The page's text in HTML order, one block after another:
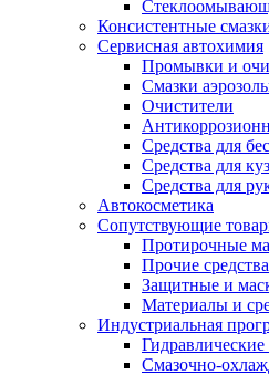
Консистентные
Сервисная автохимия
Промывки и
Смазки
Очистители
Средства для
Средства для
Средства для
Автокосметика
Сопутствующие
Протирочные
Прочие средства
Защитные и
Материалы и
Индустриальная
Гидравлические
Смазочно-